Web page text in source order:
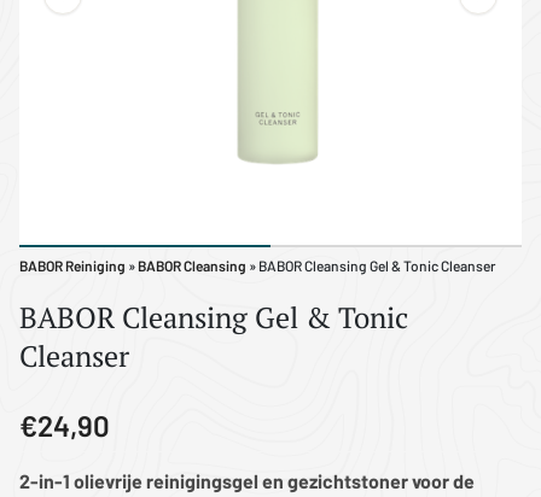
BABOR Reiniging »BABOR Cleansing » BABOR Cleansing Gel & Tonic Cleanser
BABOR Cleansing Gel & Tonic
Cleanser
€24,90
2-in-1 olievrije reinigingsgel en gezichtstoner voor de